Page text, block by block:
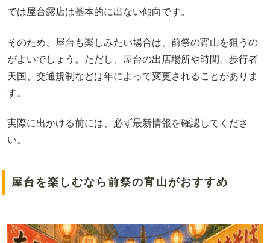
では屋台露店は基本的に出ない傾向です。
そのため、屋台も楽しみたい場合は、前祭の宵山を狙うの
がよいでしょう。ただし、屋台の出店場所や時間、歩行者
天国、交通規制などは年によって変更されることがありま
す。
実際に出かける前には、必ず最新情報を確認してくださ
い。
屋台を楽しむなら前祭の宵山がおすすめ